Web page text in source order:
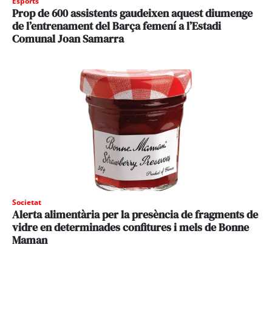
Prop de 600 assistents gaudeixen aquest diumenge
de l’entrenament del Barça femení a l’Estadi
Comunal Joan Samarra
Societat
Alerta alimentària per la presència de fragments de
vidre en determinades confitures i mels de Bonne
Maman